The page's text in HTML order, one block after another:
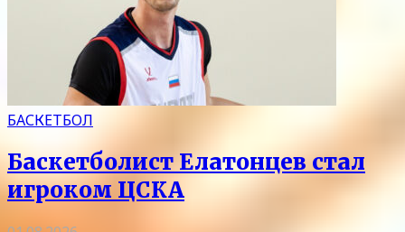
БАСКЕТБОЛ
Баскетболист Елатонцев стал
игроком ЦСКА